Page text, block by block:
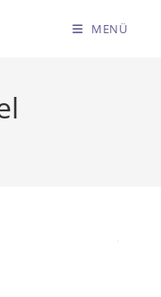
MENÜ